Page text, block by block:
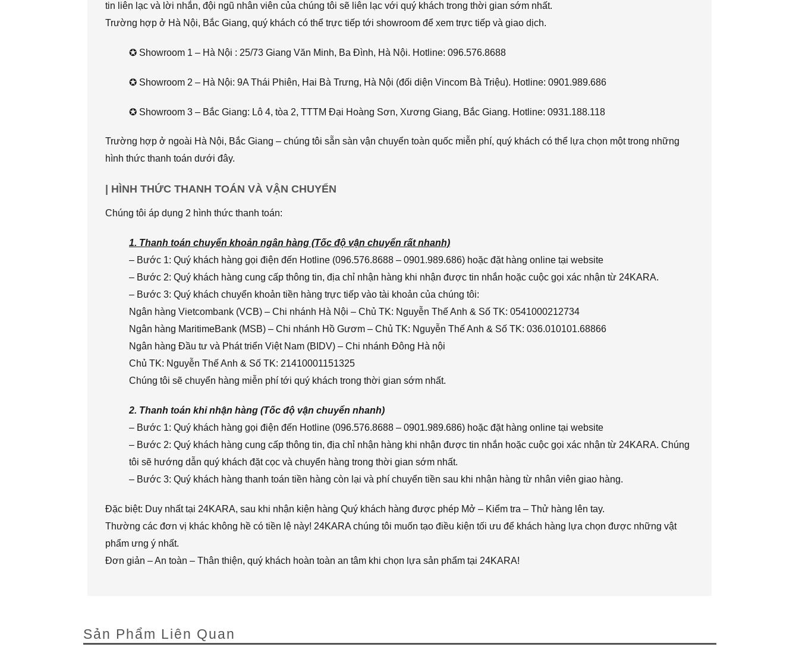
tin liên lạc và lời nhắn, đội ngũ nhân viên của chúng tôi sẽ liên lạc với quý khách trong thời gian sớm nhất.
Trường hợp ở Hà Nội, Bắc Giang, quý khách có thể trực tiếp tới showroom để xem trực tiếp và giao dịch.
✪ Showroom 1 – Hà Nội : 25/73 Giang Văn Minh, Ba Đình, Hà Nội. Hotline: 096.576.8688
✪ Showroom 2 – Hà Nội: 9A Thái Phiên, Hai Bà Trưng, Hà Nội (đối diện Vincom Bà Triệu). Hotline: 0901.989.686
✪ Showroom 3 – Bắc Giang: Lô 4, tòa 2, TTTM Đại Hoàng Sơn, Xương Giang, Bắc Giang. Hotline: 0931.188.118
Trường hợp ở ngoài Hà Nội, Bắc Giang – chúng tôi sẵn sàn vận chuyển toàn quốc miễn phí, quý khách có thể lựa chọn một trong những
hình thức thanh toán dưới đây.
| HÌNH THỨC THANH TOÁN VÀ VẬN CHUYỂN
Chúng tôi áp dụng 2 hình thức thanh toán:
1. Thanh toán chuyển khoản ngân hàng (Tốc độ vận chuyển rất nhanh)
– Bước 1: Quý khách hàng gọi điện đến Hotline (096.576.8688 – 0901.989.686) hoặc đặt hàng online tại website
– Bước 2: Quý khách hàng cung cấp thông tin, địa chỉ nhận hàng khi nhận được tin nhắn hoặc cuộc gọi xác nhận từ 24KARA.
– Bước 3: Quý khách chuyển khoản tiền hàng trực tiếp vào tài khoản của chúng tôi:
Ngân hàng Vietcombank (VCB) – Chi nhánh Hà Nội – Chủ TK: Nguyễn Thế Anh & Số TK: 0541000212734
Ngân hàng MaritimeBank (MSB) – Chi nhánh Hồ Gươm – Chủ TK: Nguyễn Thế Anh & Số TK: 036.010101.68866
Ngân hàng Đầu tư và Phát triển Việt Nam (BIDV) – Chi nhánh Đông Hà nội
Chủ TK: Nguyễn Thế Anh & Số TK: 21410001151325
Chúng tôi sẽ chuyển hàng miễn phí tới quý khách trong thời gian sớm nhất.
2. Thanh toán khi nhận hàng (Tốc độ vận chuyển nhanh)
– Bước 1: Quý khách hàng gọi điện đến Hotline (096.576.8688 – 0901.989.686) hoặc đặt hàng online tại website
– Bước 2: Quý khách hàng cung cấp thông tin, địa chỉ nhận hàng khi nhận được tin nhắn hoặc cuộc gọi xác nhận từ 24KARA. Chúng
tôi sẽ hướng dẫn quý khách đặt cọc và chuyển hàng trong thời gian sớm nhất.
– Bước 3: Quý khách hàng thanh toán tiền hàng còn lại và phí chuyển tiền sau khi nhận hàng từ nhân viên giao hàng.
Đặc biệt: Duy nhất tại 24KARA, sau khi nhận kiện hàng Quý khách hàng được phép Mở – Kiểm tra – Thử hàng lên tay.
Thường các đơn vị khác không hề có tiền lệ này! 24KARA chúng tôi muốn tạo điều kiện tối ưu để khách hàng lựa chọn được những vật
phẩm ưng ý nhất.
Đơn giản – An toàn – Thân thiện, quý khách hoàn toàn an tâm khi chọn lựa sản phẩm tại 24KARA!
Sản Phẩm Liên Quan